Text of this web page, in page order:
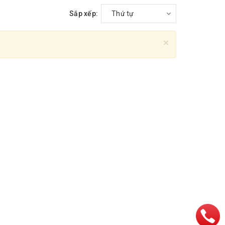
Sắp xếp: Thứ tự
×